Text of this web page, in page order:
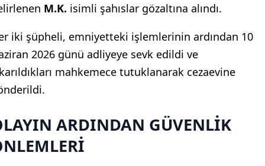
M.K. isimli şahıslar gözaltına alındı.
iki şüpheli, emniyetteki işlemlerinin ardından 10
2026 günü adliyeye sevk edildi ve
mahkemece tutuklanarak cezaevine
ARDINDAN GÜVENLİK